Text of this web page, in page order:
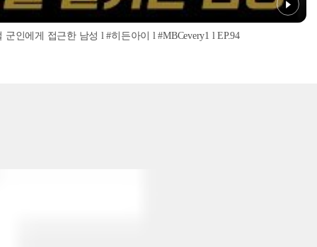
인에게 접근한 남성 l #히든아이 l #MBCevery1 l EP.94